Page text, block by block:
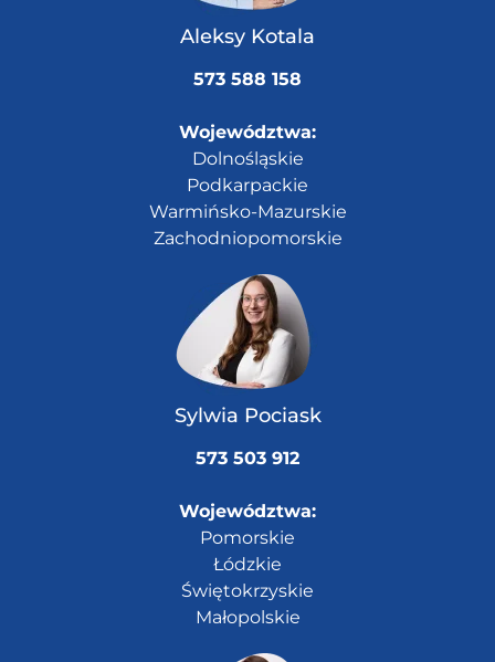
Aleksy Kotala
573 588 158
Województwa:
Dolnośląskie
Podkarpackie
Warmińsko-Mazurskie
Zachodniopomorskie
Sylwia Pociask
573 503 912
Województwa:
Pomorskie
Łódzkie
Świętokrzyskie
Małopolskie